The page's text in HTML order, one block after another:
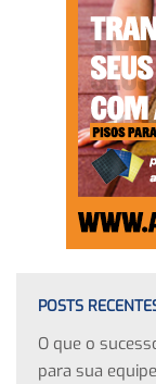
POSTS
O que o
para sua equipe